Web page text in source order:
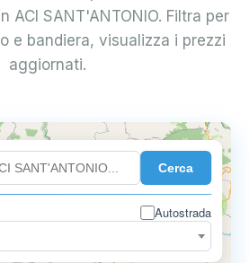
ACI SANT'ANTONIO. Filtra per
e bandiera, visualizza i prezzi
aggiornati.
Cerca
Autostrada